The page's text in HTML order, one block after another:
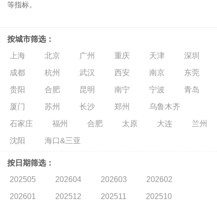
等指标。
按城市筛选：
上海
北京 广州 重庆 天津 深圳
成都 杭州 武汉 西安 南京 东莞
贵阳 合肥 昆明 南宁 宁波 青岛
厦门 苏州 长沙 郑州 乌鲁木齐
石家庄 福州 合肥 太原 大连 兰州
沈阳 海口&三亚
按日期筛选：
202505
202604 202603 202602
202601 202512 202511 202510